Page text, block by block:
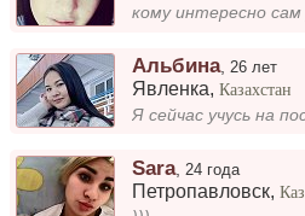
кому интересно
Альбина,26 лет
Явленка,Казахстан
Sara, 24 года
Петропавловск,